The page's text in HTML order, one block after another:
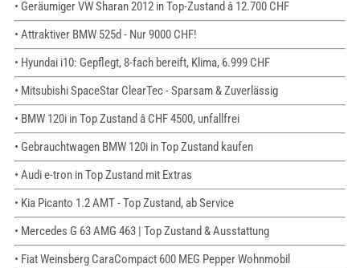
• Geräumiger VW Sharan 2012 in Top-Zustand â 12.700 CHF
• Attraktiver BMW 525d - Nur 9000 CHF!
• Hyundai i10: Gepflegt, 8-fach bereift, Klima, 6.999 CHF
• Mitsubishi SpaceStar ClearTec - Sparsam & Zuverlässig
• BMW 120i in Top Zustand â CHF 4500, unfallfrei
• Gebrauchtwagen BMW 120i in Top Zustand kaufen
• Audi e-tron in Top Zustand mit Extras
• Kia Picanto 1.2 AMT - Top Zustand, ab Service
• Mercedes G 63 AMG 463 | Top Zustand & Ausstattung
• Fiat Weinsberg CaraCompact 600 MEG Pepper Wohnmobil